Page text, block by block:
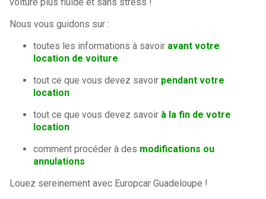
Nous vous guidons sur :
toutes les informations à savoir avant votre
location de voiture
tout ce que vous devez savoir pendant votre
location
tout ce que vous devez savoir à la fin de votre
location
comment procéder à des modifications ou
annulations
Louez sereinement avec Europcar Guadeloupe !